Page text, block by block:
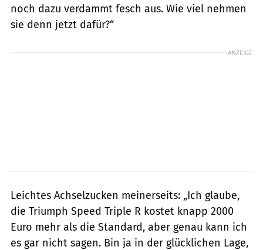
noch dazu verdammt fesch aus. Wie viel nehmen
sie denn jetzt dafür?“
ANZEIGE
Leichtes Achselzucken meinerseits: „Ich glaube,
die Triumph Speed Triple R kostet knapp 2000
Euro mehr als die Standard, aber genau kann ich
es gar nicht sagen. Bin ja in der glücklichen Lage,